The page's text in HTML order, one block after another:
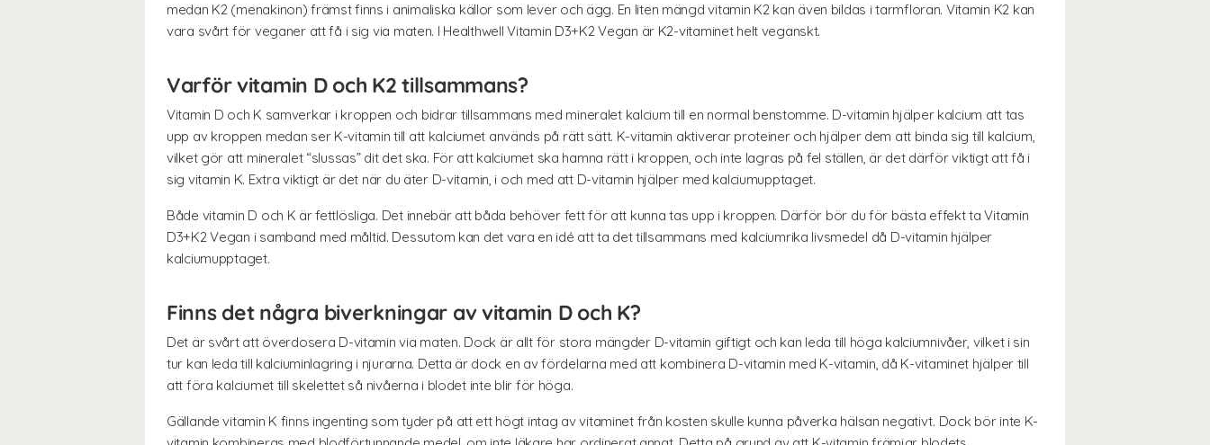
medan K2 (menakinon) främst finns i animaliska källor som lever och ägg. En liten mängd vitamin K2 kan även bildas i tarmfloran. Vitamin K2 kan
vara svårt för veganer att få i sig via maten. I Healthwell Vitamin D3+K2 Vegan är K2-vitaminet helt veganskt.
Varför vitamin D och K2 tillsammans?
Vitamin D och K samverkar i kroppen och bidrar tillsammans med mineralet kalcium till en normal benstomme. D-vitamin hjälper kalcium att tas
upp av kroppen medan ser K-vitamin till att kalciumet används på rätt sätt. K-vitamin aktiverar proteiner och hjälper dem att binda sig till kalcium,
vilket gör att mineralet “slussas” dit det ska. För att kalciumet ska hamna rätt i kroppen, och inte lagras på fel ställen, är det därför viktigt att få i
sig vitamin K. Extra viktigt är det när du äter D-vitamin, i och med att D-vitamin hjälper med kalciumupptaget.
Både vitamin D och K är fettlösliga. Det innebär att båda behöver fett för att kunna tas upp i kroppen. Därför bör du för bästa effekt ta Vitamin
D3+K2 Vegan i samband med måltid. Dessutom kan det vara en idé att ta det tillsammans med kalciumrika livsmedel då D-vitamin hjälper
kalciumupptaget.
Finns det några biverkningar av vitamin D och K?
Det är svårt att överdosera D-vitamin via maten. Dock är allt för stora mängder D-vitamin giftigt och kan leda till höga kalciumnivåer, vilket i sin
tur kan leda till kalciuminlagring i njurarna. Detta är dock en av fördelarna med att kombinera D-vitamin med K-vitamin, då K-vitaminet hjälper till
att föra kalciumet till skelettet så nivåerna i blodet inte blir för höga.
Gällande vitamin K finns ingenting som tyder på att ett högt intag av vitaminet från kosten skulle kunna påverka hälsan negativt. Dock bör inte K-